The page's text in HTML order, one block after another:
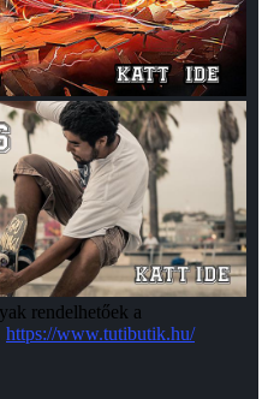
rendelhetőek a
https://www.tutibutik.hu/